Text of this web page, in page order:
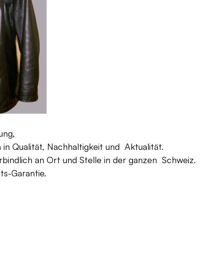
Qualität, Nachhaltigkeit und Aktualität.
an Ort und Stelle in der ganzen Schweiz.
Garantie.